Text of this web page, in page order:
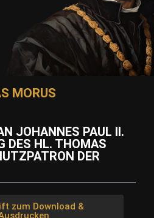
MORUS
JOHANNES PAUL II.
DES HL. THOMAS
DER
zum Download &